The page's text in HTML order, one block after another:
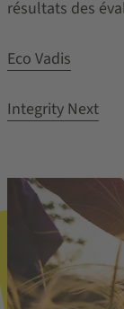
résultats des
Eco Vadis
Integrity Next